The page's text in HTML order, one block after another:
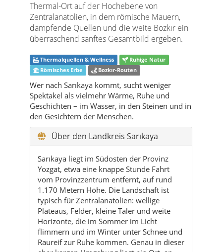
Thermalquellen & Wellness
Ruhige Natur
Römisches Erbe
Bozkır-Routen
Wer nach Sarıkaya kommt, sucht weniger
Spektakel als vielmehr Wärme, Ruhe und
Geschichten – im Wasser, in den Steinen und in
den Gesichtern der Menschen.
Über den Landkreis Sarıkaya
Sarıkaya liegt im Südosten der Provinz
Yozgat, etwa eine knappe Stunde Fahrt
vom Provinzzentrum entfernt, auf rund
1.170 Metern Höhe. Die Landschaft ist
typisch für Zentralanatolien: wellige
Plateaus, Felder, kleine Täler und weite
Horizonte, die im Sommer im Licht
flimmern und im Winter unter Schnee und
Raureif zur Ruhe kommen. Genau in dieser
eher kargen Umgebung liegt ein Ort, an
dem seit fast zweitausend Jahren das
Wasser niemals stillsteht: die römische
Thermenanlage Basilica Therma, auch Kral
Kızı Hamamı genannt.